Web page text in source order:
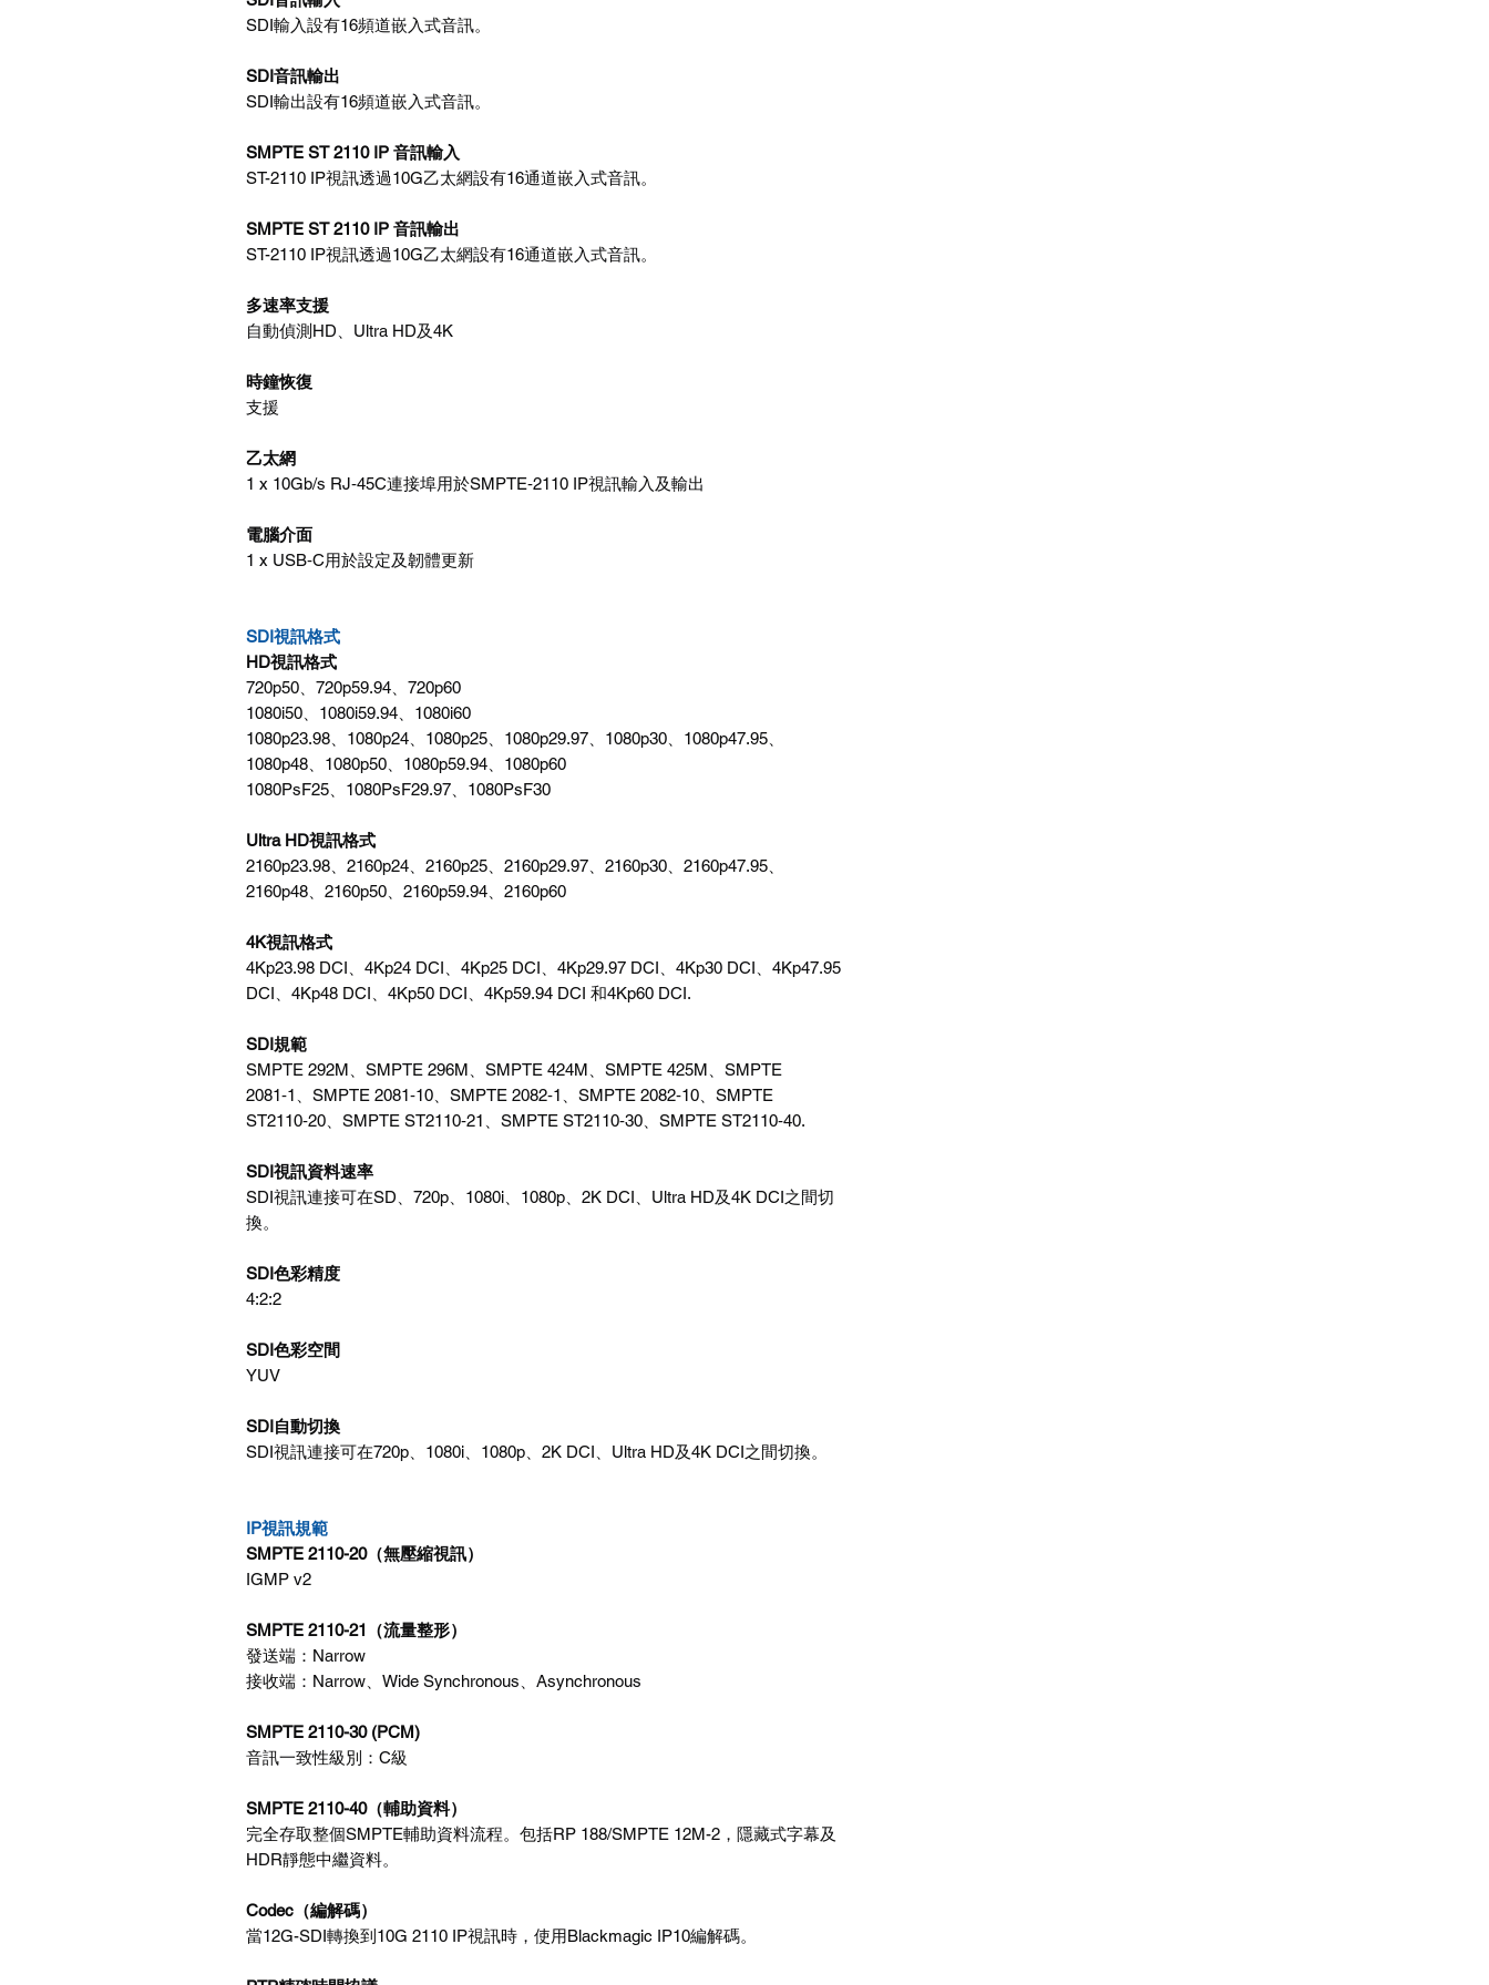
SDI輸入設有16頻道嵌入式音訊。
SDI音訊輸出
SDI輸出設有16頻道嵌入式音訊。
SMPTE ST 2110 IP 音訊輸入
ST-2110 IP視訊透過10G乙太網設有16通道嵌入式音訊。
SMPTE ST 2110 IP 音訊輸出
ST-2110 IP視訊透過10G乙太網設有16通道嵌入式音訊。
多速率支援
自動偵測HD、Ultra HD及4K
時鐘恢復
支援
乙太網
1 x 10Gb/s RJ‑45C連接埠用於SMPTE‑2110 IP視訊輸入及輸出
電腦介面
1 x USB‑C用於設定及韌體更新
SDI視訊格式
HD視訊格式
720p50、720p59.94、720p60
1080i50、1080i59.94、1080i60
1080p23.98、1080p24、1080p25、1080p29.97、1080p30、1080p47.95、
1080p48、1080p50、1080p59.94、1080p60
1080PsF25、1080PsF29.97、1080PsF30
Ultra HD視訊格式
2160p23.98、2160p24、2160p25、2160p29.97、2160p30、2160p47.95、
2160p48、2160p50、2160p59.94、2160p60
4K視訊格式
4Kp23.98 DCI、4Kp24 DCI、4Kp25 DCI、4Kp29.97 DCI、4Kp30 DCI、4Kp47.95
DCI、4Kp48 DCI、4Kp50 DCI、4Kp59.94 DCI 和4Kp60 DCI.
SDI規範
SMPTE 292M、SMPTE 296M、SMPTE 424M、SMPTE 425M、SMPTE
2081‑1、SMPTE 2081‑10、SMPTE 2082‑1、SMPTE 2082‑10、SMPTE
ST2110‑20、SMPTE ST2110‑21、SMPTE ST2110‑30、SMPTE ST2110‑40.
SDI視訊資料速率
SDI視訊連接可在SD、720p、1080i、1080p、2K DCI、Ultra HD及4K DCI之間切
換。
SDI色彩精度
4:2:2
SDI色彩空間
YUV
SDI自動切換
SDI視訊連接可在720p、1080i、1080p、2K DCI、Ultra HD及4K DCI之間切換。
IP視訊規範
SMPTE 2110-20（無壓縮視訊）
IGMP v2
SMPTE 2110-21（流量整形）
發送端：Narrow
接收端：Narrow、Wide Synchronous、Asynchronous
SMPTE 2110-30 (PCM)
音訊一致性級別：C級
SMPTE 2110-40（輔助資料）
完全存取整個SMPTE輔助資料流程。包括RP 188/SMPTE 12M-2，隱藏式字幕及
HDR靜態中繼資料。
Codec（編解碼）
當12G-SDI轉換到10G 2110 IP視訊時，使用Blackmagic IP10編解碼。